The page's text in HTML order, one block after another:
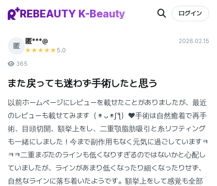
REBEAUTY K-Beauty ログイン
匿
匿***@
★★★★★ 5.0
2026.02.15
365
また戻っても迷わず手術したと思う
以前ホームページにレビューを載せたことがありましたが、最近
のレビューも載せてみます（ ◉ ᴗ ◉ʃƪ）❤手術は自然癒着で再手
術、目頭切開、額挙上をし、二重顎脂肪吸引と糸リフティング
も一緒にしました！今まで副作用もなく元気に過ごしていますㅋ
ㅋㅋ二重まぶたのラインも低くなりすぎるのではないかと心配し
ていましたが、ラインがあまり低くなったり細くなったりせず、
自然なラインに落ち着いたようです。額挙上をして感覚も全部